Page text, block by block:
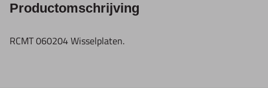
Productomschrijving
RCMT 060204 Wisselplaten.